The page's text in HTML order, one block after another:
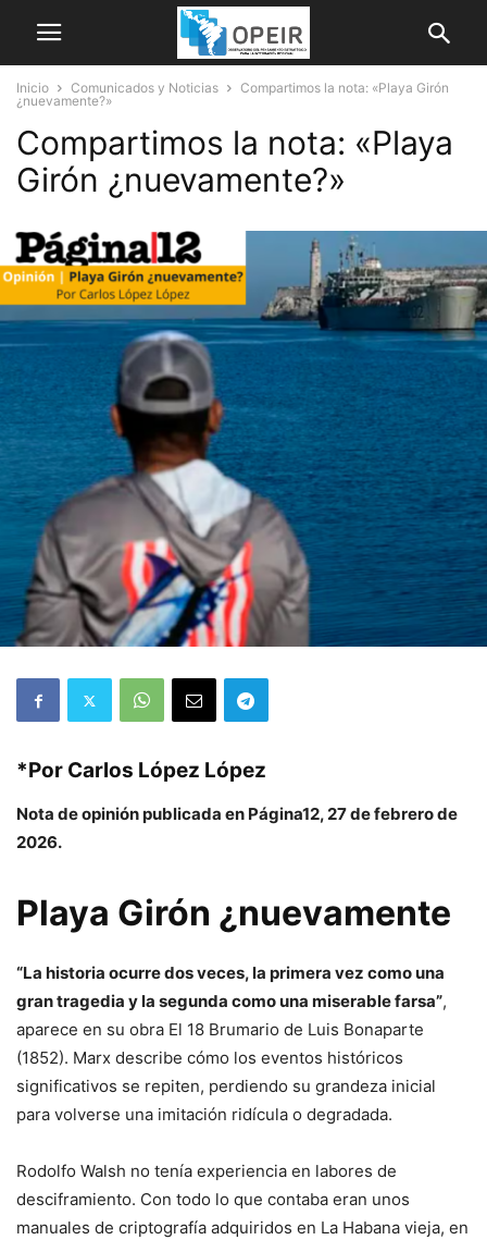
Inicio Comunicados y Noticias
Compartimos la nota: «Playa Girón
¿nuevamente?»
Compartimos la nota: «Playa
Girón ¿nuevamente?»
*Por Carlos López López
Nota de opinión publicada en Página12, 27 de febrero de
2026.
Playa Girón ¿nuevamente
“La historia ocurre dos veces, la primera vez como una
gran tragedia y la segunda como una miserable farsa”,
aparece en su obra El 18 Brumario de Luis Bonaparte
(1852). Marx describe cómo los eventos históricos
significativos se repiten, perdiendo su grandeza inicial
para volverse una imitación ridícula o degradada.
Rodolfo Walsh no tenía experiencia en labores de
desciframiento. Con todo lo que contaba eran unos
manuales de criptografía adquiridos en La Habana vieja, en